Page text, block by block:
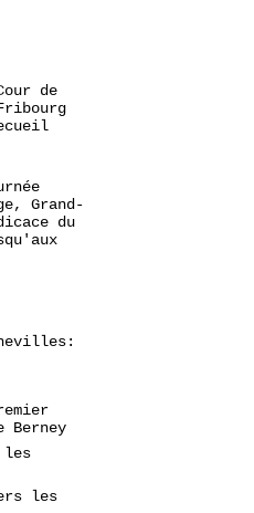
de
Grand-
du
Berney
les
les